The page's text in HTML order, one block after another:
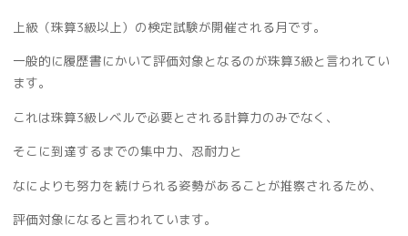
上級（珠算3級以上）の検定試験が開催される月です。
一般的に履歴書にかいて評価対象となるのが珠算3級と言われてい
ます。
これは珠算3級レベルで必要とされる計算力のみでなく、
そこに到達するまでの集中力、忍耐力と
なによりも努力を続けられる姿勢があることが推察されるため、
評価対象になると言われています。